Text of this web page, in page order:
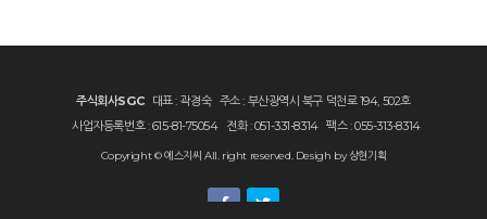
주식회사SGC 대표 : 곽경숙 주소 : 부산광역시 북구 덕천로 194, 502호
사업자등록번호 : 615-81-75054
전화 : 051-331-8314 팩스 : 055-313-8314
Copyright © 에스지씨 All. right reserved. Desigh by상현기획